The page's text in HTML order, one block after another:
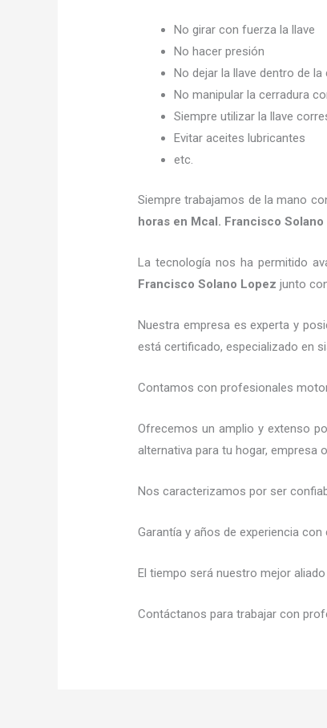
No girar con fuerza la llave
No hacer presión
No dejar la llave dentro de la
No manipular la cerradura
Siempre utilizar la llave
Evitar aceites lubricantes
etc.
Siempre trabajamos de la mano
horas en Mcal. Francisco
La tecnología nos ha permitido
Francisco Solano Lopez junto
Nuestra empresa es experta y
está certificado, especializado en
Contamos con profesionales
Ofrecemos un amplio y extenso
alternativa para tu hogar, empresa
Nos caracterizamos por ser
Garantía y años de experiencia
El tiempo será nuestro mejor aliado
Contáctanos para trabajar con